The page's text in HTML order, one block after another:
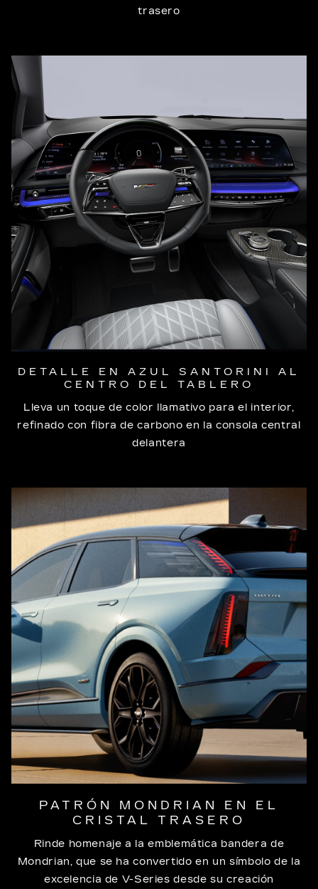
trasero
DETALLE EN AZUL SANTORINI AL
CENTRO DEL TABLERO
Lleva un toque de color llamativo para el interior,
refinado con fibra de carbono en la consola central
delantera
PATRÓN MONDRIAN EN EL
CRISTAL TRASERO
Rinde homenaje a la emblemática bandera de
Mondrian, que se ha convertido en un símbolo de la
excelencia de V-Series desde su creación